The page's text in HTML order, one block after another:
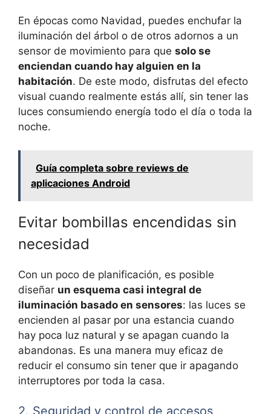
En épocas como Navidad, puedes enchufar la
iluminación del árbol o de otros adornos a un
sensor de movimiento para que solo se
enciendan cuando hay alguien en la
habitación. De este modo, disfrutas del efecto
visual cuando realmente estás allí, sin tener las
luces consumiendo energía todo el día o toda la
noche.
Guía completa sobre reviews de
aplicaciones Android
Evitar bombillas encendidas sin
necesidad
Con un poco de planificación, es posible
diseñar un esquema casi integral de
iluminación basado en sensores: las luces se
encienden al pasar por una estancia cuando
hay poca luz natural y se apagan cuando la
abandonas. Es una manera muy eficaz de
reducir el consumo sin tener que ir apagando
interruptores por toda la casa.
2. Seguridad y control de accesos